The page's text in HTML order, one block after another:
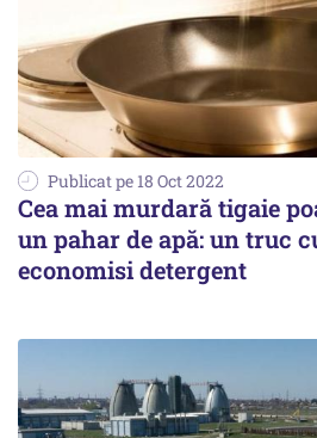
Publicat pe 18 Oct 2022
Cea mai murdară tigaie
un pahar de apă: un truc
economisi detergent